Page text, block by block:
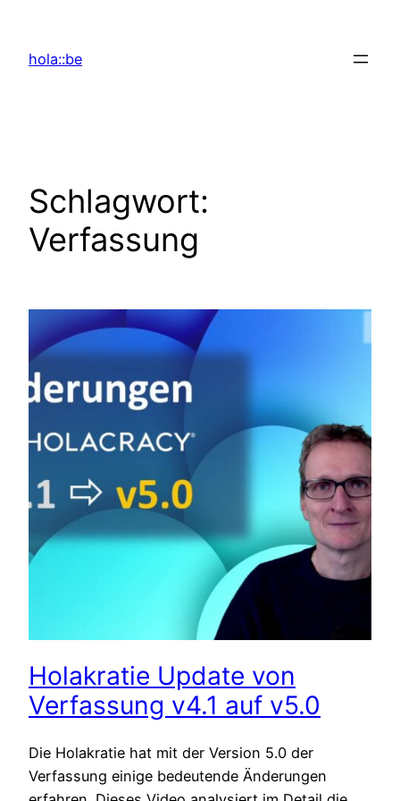
springen
hola::be
Schlagwort:
Verfassung
Holakratie Update von
Verfassung v4.1 auf v5.0
Die Holakratie hat mit der Version 5.0 der
Verfassung einige bedeutende Änderungen